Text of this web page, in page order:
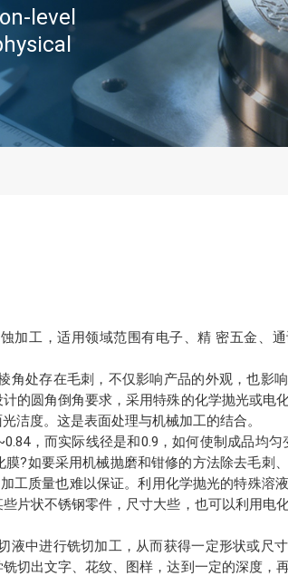
level
加工，适用领域范围有电子、精 密五金、
处存在毛刺，不仅影响产品的外观，也影
的圆角倒角要求，采用特殊的化学抛光或电
洁度。这是表面处理与机械加工的结合。
，而实际线径是和0.9，如何使制成品均匀
?如要采用机械抛磨和钳修的方法除去毛刺
工质量也难以保证。利用化学抛光的特殊溶
片状不锈钢零件，尺寸大些，也可以利用电
中进行铣切加工，从而获得一定形状或尺
切出文字、花纹、图样，达到一定的深度，